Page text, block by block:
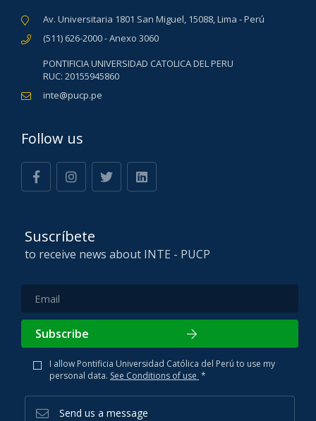
Av. Universitaria 1801 San Miguel, 15088, Lima - Perú
(511) 626-2000 - Anexo 3060
PONTIFICIA UNIVERSIDAD CATOLICA DEL PERU
RUC: 20155945860
inte@pucp.pe
Follow us
Suscríbete
to receive news about INTE - PUCP
Subscribe
I allow Pontificia Universidad Católica del Perú to use my
personal data. See Conditions of use *
Send us a message